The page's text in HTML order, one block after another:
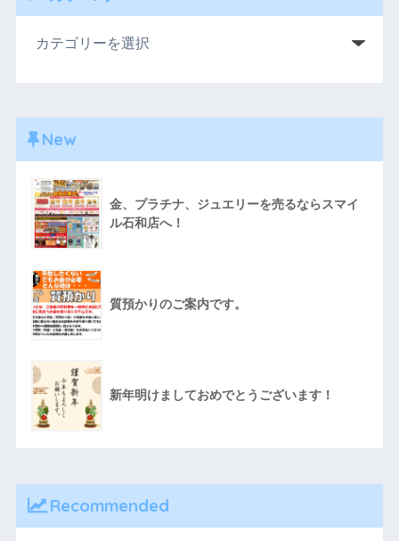
New
金、プラチナ、ジュエリーを売るならスマイ
ル石和店へ！
質預かりのご案内です。
新年明けましておめでとうございます！
Recommended